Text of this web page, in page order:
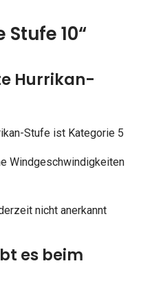
Stufe 10“
Hurrikan-
Stufe ist Kategorie 5
Windgeschwindigkeiten
nicht anerkannt
es beim